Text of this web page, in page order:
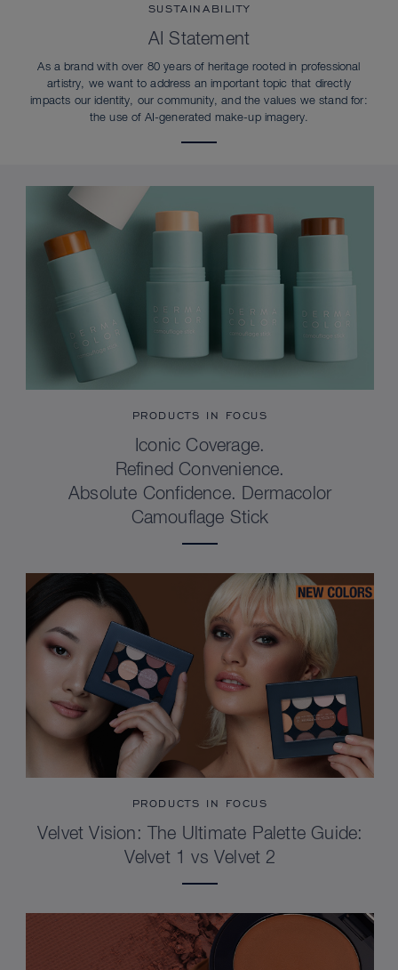
SUSTAINABILITY
AI Statement
As a brand with over 80 years of heritage rooted in professional
artistry, we want to address an important topic that directly
impacts our identity, our community, and the values we stand for:
the use of AI-generated make-up imagery.
PRODUCTS IN FOCUS
Iconic Coverage.
Refined Convenience.
Absolute Confidence. Dermacolor
Camouflage Stick
PRODUCTS IN FOCUS
Velvet Vision: The Ultimate Palette Guide:
Velvet 1 vs Velvet 2